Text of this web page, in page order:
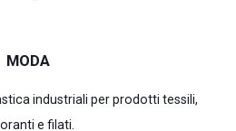
MODA
industriali per prodotti tessili,
e filati.